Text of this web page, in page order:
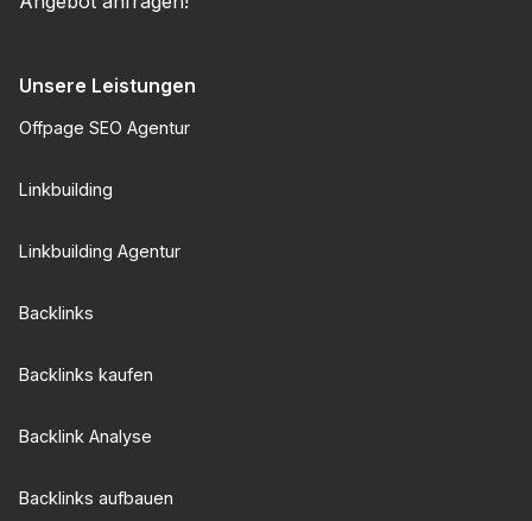
Unsere Leistungen
Offpage SEO Agentur
Linkbuilding
Linkbuilding Agentur
Backlinks
Backlinks kaufen
Backlink Analyse
Backlinks aufbauen